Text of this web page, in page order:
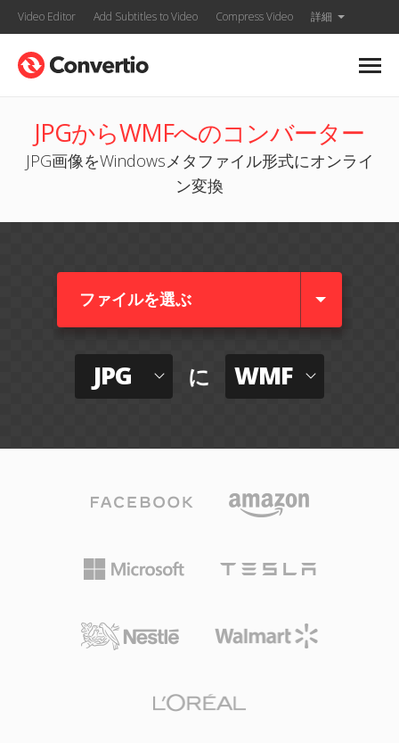
Video Editor Add Subtitles to Video Compress Video 詳細
JPGからWMFへのコンバーター
JPG画像をWindowsメタファイル形式にオンライ
ン変換
ファイルを選ぶ
JPG に WMF